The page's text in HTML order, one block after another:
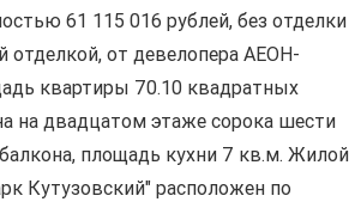
61 115 016 рублей, без отделки
отделкой, от девелопера АЕОН-
квартиры 70.10 квадратных
на двадцатом этаже сорока шести
площадь кухни 7 кв.м. Жилой
Кутузовский" расположен по